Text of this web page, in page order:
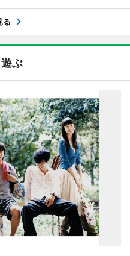
る
ぶ